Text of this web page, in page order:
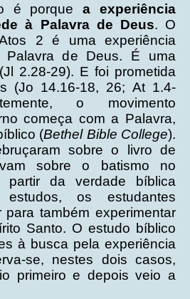
é porquea experiência
à Palavra de Deus. O
2 é uma experiência
Palavra de Deus. É uma
2.28-29). E foi prometida
(Jo 14.16-18, 26; At 1.4-
o movimento
começa com a Palavra,
(Bethel Bible College).
sobre o livro de
sobre o batismo no
partir da verdade bíblica
os estudantes
também experimentar
Santo. O estudo bíblico
à busca pela experiência
se, nestes dois casos,
primeiro e depois veio a